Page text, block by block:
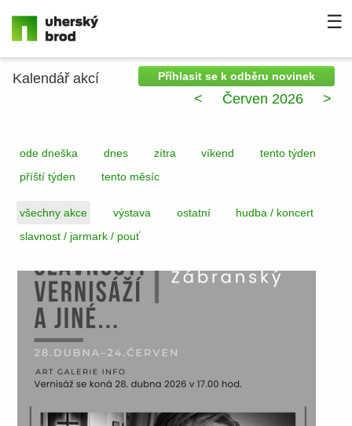
☰
Kalendář akcí Příhlasit se k odběru novinek
< Červen 2026 >
ode dneška dnes zítra víkend
tento týden
příští týden
tento měsíc
všechny akce výstava ostatní
hudba / koncert
slavnost / jarmark / pouť